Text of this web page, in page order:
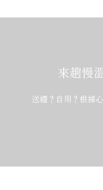
來趟慢
送禮？自用？根據